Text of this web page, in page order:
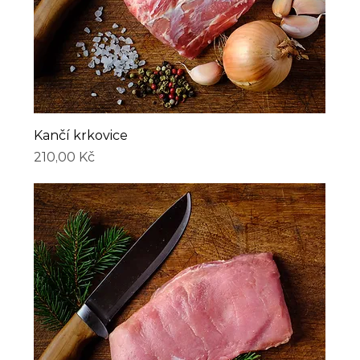
Kančí krkovice
Cena
210,00 Kč